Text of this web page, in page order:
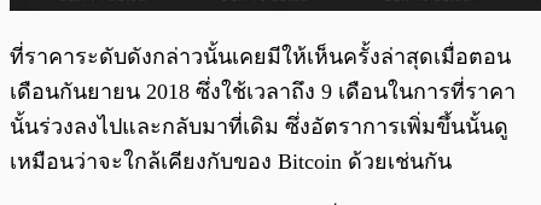
ที่ราคาระดับดังกล่าวนั้นเคยมีให้เห็นครั้งล่าสุดเมื่อตอน
เดือนกันยายน 2018 ซึ่งใช้เวลาถึง 9 เดือนในการที่ราคา
นั้นร่วงลงไปและกลับมาที่เดิม ซึ่งอัตราการเพิ่มขึ้นนั้นดู
เหมือนว่าจะใกล้เคียงกับของ Bitcoin ด้วยเช่นกัน